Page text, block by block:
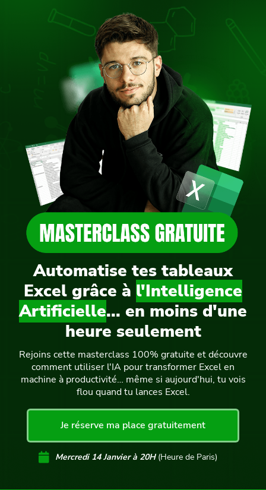
Automatise tes tableaux
Excel grâce à l'Intelligence
Artificielle... en moins d'une
heure seulement
Rejoins cette masterclass 100% gratuite et découvre
comment utiliser l'IA pour transformer Excel en
machine à productivité… même si aujourd'hui, tu vois
flou quand tu lances Excel.
Je réserve ma place gratuitement
Mercredi 14 Janvier à 20H(Heure de Paris)